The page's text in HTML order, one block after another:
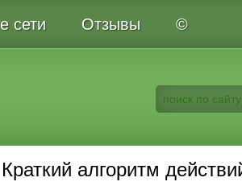
сети Отзывы ©
алгоритм